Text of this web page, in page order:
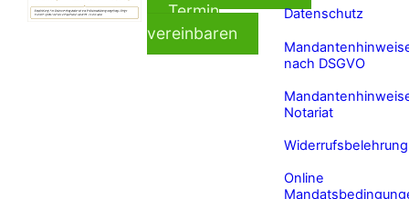
Termin
vereinbaren
Datenschutz
nach DSGVO
Notariat
Widerrufsbelehrung
Online